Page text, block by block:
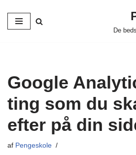
Spring
De
Google
ting som du
efter på din
af Pengeskole